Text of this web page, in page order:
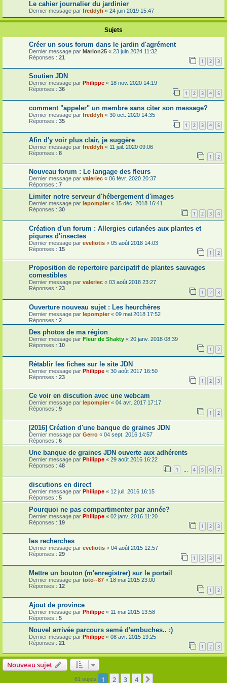
Le cahier journalier du jardinier
Dernier message par freddyh « 24 juin 2019 15:47
Sujets
Créer un sous forum dans le jardin d'agrément
Dernier message par Marion25 « 23 juin 2024 11:32
Réponses : 21
1 2 3
Soutien JDN
Dernier message par Philippe « 18 nov. 2020 14:19
Réponses : 36
1 2 3 4 5
comment "appeler" un membre sans citer son message?
Dernier message par freddyh « 30 oct. 2020 14:35
Réponses : 35
1 2 3 4 5
Afin d'y voir plus clair, je suggère
Dernier message par freddyh « 11 juil. 2020 09:06
Réponses : 8
1 2
Nouveau forum : Le langage des fleurs
Dernier message par valeriec « 06 févr. 2020 20:37
Réponses : 7
Limiter notre serveur d'hébergement d'images
Dernier message par lepompier « 15 déc. 2018 16:41
Réponses : 30
1 2 3 4
Création d'un forum : Allergies cutanées aux plantes et
piqures d'insectes
Dernier message par eveliotis « 05 août 2018 14:03
Réponses : 15
1 2
Proposition de repertoire parcipatif de plantes sauvages
comestibles
Dernier message par valeriec « 03 août 2018 23:27
Réponses : 23
1 2 3
Ouverture nouveau sujet : Les heurchères
Dernier message par lepompier « 09 mai 2018 17:52
Réponses : 2
Des photos de ma région
Dernier message par Fleur de Shakty « 20 janv. 2018 08:39
Réponses : 10
1 2
Rétablir les fiches sur le site JDN
Dernier message par Philippe « 30 août 2017 16:50
Réponses : 23
1 2 3
Ce voir en discution avec une webcam
Dernier message par lepompier « 04 avr. 2017 17:17
Réponses : 9
1 2
[2016] Création d'une banque de graines JDN
Dernier message par Gerro « 04 sept. 2016 14:57
Réponses : 6
Une banque de graines JDN ouverte aux adhérents
Dernier message par Philippe « 29 août 2016 16:22
Réponses : 48
1 … 4 5 6 7
discutions en direct
Dernier message par Philippe « 12 juil. 2016 16:15
Réponses : 5
Pourquoi ne pas compartimenter par année?
Dernier message par Philippe « 02 janv. 2016 11:20
Réponses : 19
1 2 3
les recherches
Dernier message par eveliotis « 04 août 2015 12:57
Réponses : 29
1 2 3 4
Mettre un bouton (m'enregistrer) sur le portail
Dernier message par toto--87 « 18 mai 2015 23:00
Réponses : 12
1 2
Ajout de province
Dernier message par Philippe « 11 mai 2015 13:58
Réponses : 5
Nouvel arrivée parcours semé d'embuches.. :)
Dernier message par Philippe « 08 avr. 2015 19:25
Réponses : 21
1 2 3
Nouveau sujet
61 sujets 1 2 3 4